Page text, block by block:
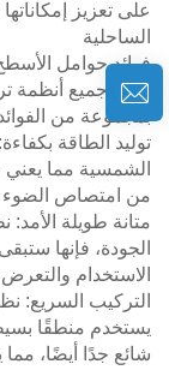
على تعزيز
الساحلية
فوائد حوامل
بمجموعة من
توليد الطاقة
الشمسية مما
من امتصاص الضوء
متانة طويلة
الجودة، فإنها
الاستخدام
يستخدم منطقًا
شائع جدًا أيضًا،